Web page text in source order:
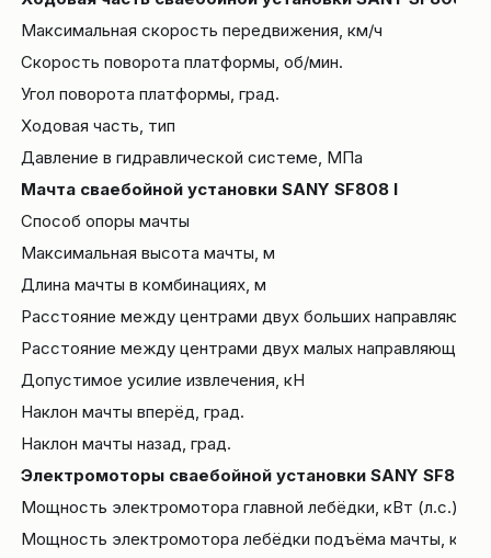
Максимальная скорость передвижения, км/ч
Cкорость поворота платформы, об/мин.
Угол поворота платформы, град.
Ходовая часть, тип
Давление в гидравлической системе, МПа
Мачта сваебойной установки SANY SF808 I
Способ опоры мачты
Максимальная высота мачты, м
Длина мачты в комбинациях, м
Расстояние между центрами двух больших
Расстояние между центрами двух малых направляющих,
Допустимое усилие извлечения, кН
Наклон мачты вперёд, град.
Наклон мачты назад, град.
Электромоторы сваебойной установки SANY SF808 I
Мощность электромотора главной лебёдки, кВт (л.с.)
Мощность электромотора лебёдки подъёма мачты, кВт